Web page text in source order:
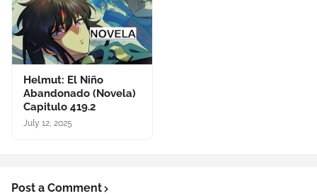
Helmut: El Niño
Abandonado (Novela)
Capitulo 419.2
July 12, 2025
Post a Comment